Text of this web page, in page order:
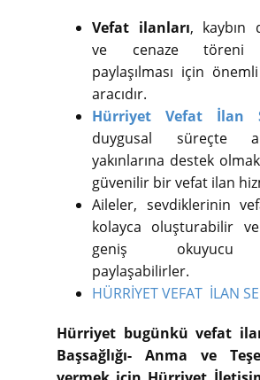
Vefat ilanları, kaybın
ve cenaze töreni
paylaşılması için
aracıdır.
Hürriyet Vefat İlan
duygusal süreçte
yakınlarına destek
güvenilir bir vefat ilan
Aileler, sevdiklerinin
kolayca oluşturabilir
geniş okuyucu
paylaşabilirler.
HÜRRİYET VEFAT İLAN
Hürriyet bugünkü vefat
Başsağlığı- Anma ve